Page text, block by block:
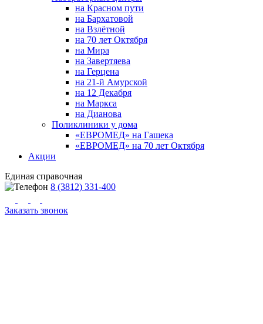
на Красном пути
на Бархатовой
на Взлётной
на 70 лет Октября
на Мира
на Завертяева
на Герцена
на 21-й Амурской
на 12 Декабря
на Маркса
на Дианова
Поликлиники у дома
«ЕВРОМЕД» на Гашека
«ЕВРОМЕД» на 70 лет Октября
Акции
Единая справочная
8 (3812) 331-400
Заказать звонок